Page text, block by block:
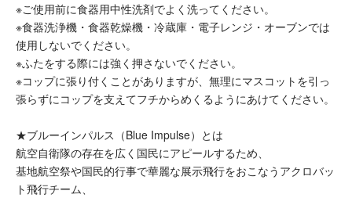
※ご使用前に食器用中性洗剤でよく洗ってください。
※食器洗浄機・食器乾燥機・冷蔵庫・電子レンジ・オーブンでは
使用しないでください。
※ふたをする際には強く押さないでください。
※コップに張り付くことがありますが、無理にマスコットを引っ
張らずにコップを支えてフチからめくるようにあけてください。
★ブルーインパルス（Blue Impulse）とは
航空自衛隊の存在を広く国民にアピールするため、
基地航空祭や国民的行事で華麗な展示飛行をおこなうアクロバッ
ト飛行チーム、